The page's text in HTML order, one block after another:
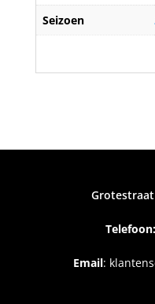
Seizoen
Grotestraat
Telefoon:
Email: